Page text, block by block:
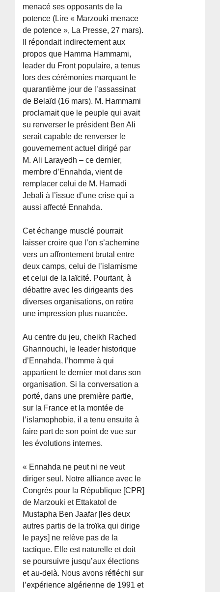
menacé ses opposants de la
potence (Lire « Marzouki menace
de potence », La Presse, 27 mars).
Il répondait indirectement aux
propos que Hamma Hammami,
leader du Front populaire, a tenus
lors des cérémonies marquant le
quarantième jour de l’assassinat
de Belaïd (16 mars). M. Hammami
proclamait que le peuple qui avait
su renverser le président Ben Ali
serait capable de renverser le
gouvernement actuel dirigé par
M. Ali Larayedh – ce dernier,
membre d’Ennahda, vient de
remplacer celui de M. Hamadi
Jebali à l’issue d’une crise qui a
aussi affecté Ennahda.
Cet échange musclé pourrait
laisser croire que l’on s’achemine
vers un affrontement brutal entre
deux camps, celui de l’islamisme
et celui de la laïcité. Pourtant, à
débattre avec les dirigeants des
diverses organisations, on retire
une impression plus nuancée.
Au centre du jeu, cheikh Rached
Ghannouchi, le leader historique
d’Ennahda, l’homme à qui
appartient le dernier mot dans son
organisation. Si la conversation a
porté, dans une première partie,
sur la France et la montée de
l’islamophobie, il a tenu ensuite à
faire part de son point de vue sur
les évolutions internes.
« Ennahda ne peut ni ne veut
diriger seul. Notre alliance avec le
Congrès pour la République [CPR]
de Marzouki et Ettakatol de
Mustapha Ben Jaafar [les deux
autres partis de la troïka qui dirige
le pays] ne relève pas de la
tactique. Elle est naturelle et doit
se poursuivre jusqu’aux élections
et au-delà. Nous avons réfléchi sur
l’expérience algérienne de 1991 et